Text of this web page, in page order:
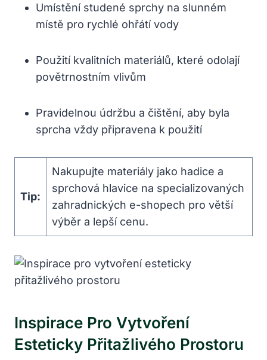
Umístění studené sprchy na slunném
místě pro rychlé ohřátí vody
Použití kvalitních materiálů, které odolají
povětrnostním vlivům
Pravidelnou údržbu a čištění, aby byla
sprcha vždy připravena k použití
Tip:
Nakupujte materiály jako hadice a
sprchová hlavice na specializovaných
zahradnických e-shopech pro větší
výběr a lepší cenu.
Inspirace Pro Vytvoření
Esteticky Přitažlivého Prostoru